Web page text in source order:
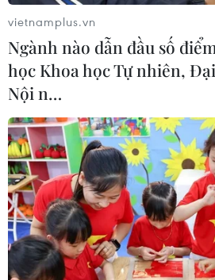
vietnamplus.vn
Ngành nào dẫn đầu số
học Khoa học Tự nhiên,
Nội n…